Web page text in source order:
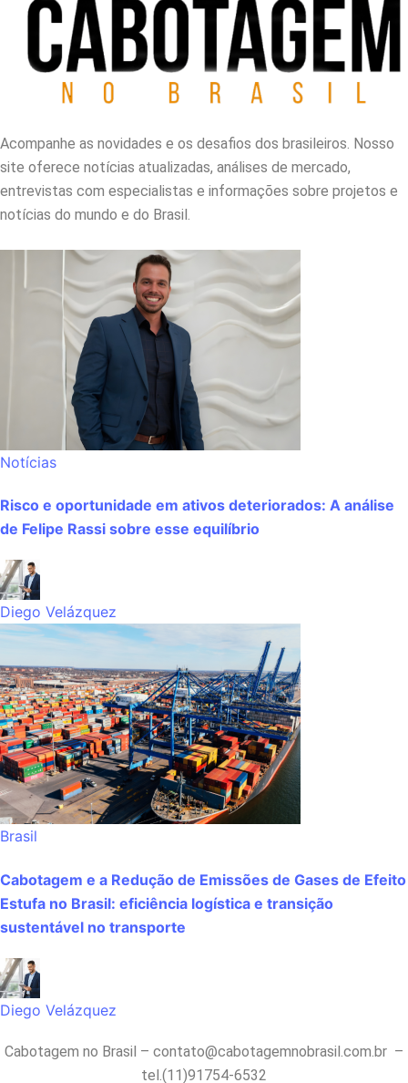
Acompanhe as novidades e os desafios dos brasileiros. Nosso
site oferece notícias atualizadas, análises de mercado,
entrevistas com especialistas e informações sobre projetos e
notícias do mundo e do Brasil.
Notícias
Risco e oportunidade em ativos deteriorados: A análise
de Felipe Rassi sobre esse equilíbrio
Diego Velázquez
Brasil
Cabotagem e a Redução de Emissões de Gases de Efeito
Estufa no Brasil: eficiência logística e transição
sustentável no transporte
Diego Velázquez
Cabotagem no Brasil – contato@cabotagemnobrasil.com.br –
tel.(11)91754-6532